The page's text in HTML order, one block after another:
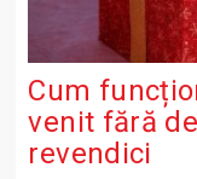
Cum
venit fără
revendici